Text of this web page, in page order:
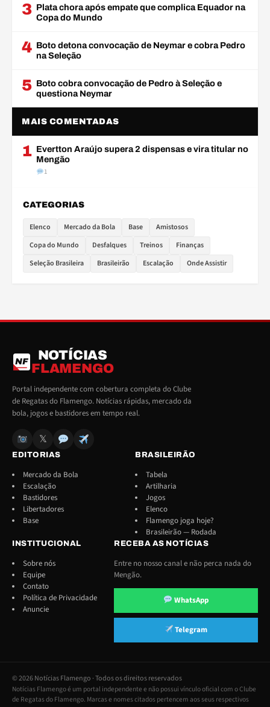
3 Plata chora após empate que complica Equador na
Copa do Mundo
4 Boto detona convocação de Neymar e cobra Pedro
na Seleção
5 Boto cobra convocação de Pedro à Seleção e
questiona Neymar
MAIS COMENTADAS
1 Evertton Araújo supera 2 dispensas e vira titular no
Mengão
1
CATEGORIAS
Elenco Mercado da Bola Base
Amistosos
Copa do Mundo
Desfalques Treinos
Finanças
Seleção Brasileira
Brasileirão Escalação Onde Assistir
NF
NOTÍCIAS
FLAMENGO
Portal independente com cobertura completa do Clube
de Regatas do Flamengo. Notícias rápidas, mercado da
bola, jogos e bastidores em tempo real.
𝕏
EDITORIAS
Mercado da Bola
Escalação
Bastidores
Libertadores
Base
BRASILEIRÃO
Tabela
Artilharia
Jogos
Elenco
Flamengo joga hoje?
Brasileirão — Rodada
INSTITUCIONAL
Sobre nós
Equipe
Contato
Política de Privacidade
Anuncie
RECEBA AS NOTÍCIAS
Entre no nosso canal e não perca nada do
Mengão.
WhatsApp
Telegram
© 2026 Notícias Flamengo · Todos os direitos reservados
Notícias Flamengo é um portal independente e não possui vínculo oficial com o Clube
de Regatas do Flamengo. Marcas e nomes citados pertencem aos seus respectivos